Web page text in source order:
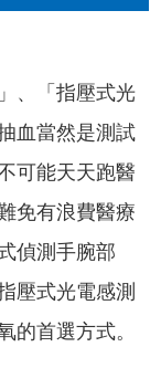
、「指壓式光
血當然是測試
可能天天跑醫
免有浪費醫療
偵測手腕部
壓式光電感測
的首選方式。